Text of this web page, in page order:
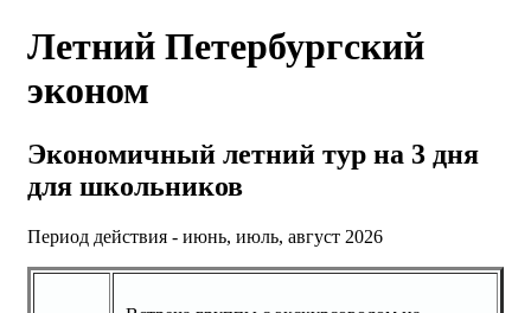
Летний Петербургский
эконом
Экономичный летний тур на 3 дня
для школьников
Период действия - июнь, июль, август 2026